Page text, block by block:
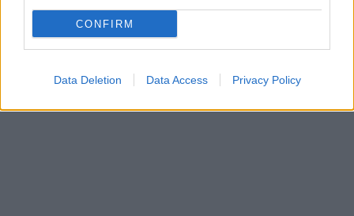
CONFIRM
Data Deletion Data Access Privacy Policy